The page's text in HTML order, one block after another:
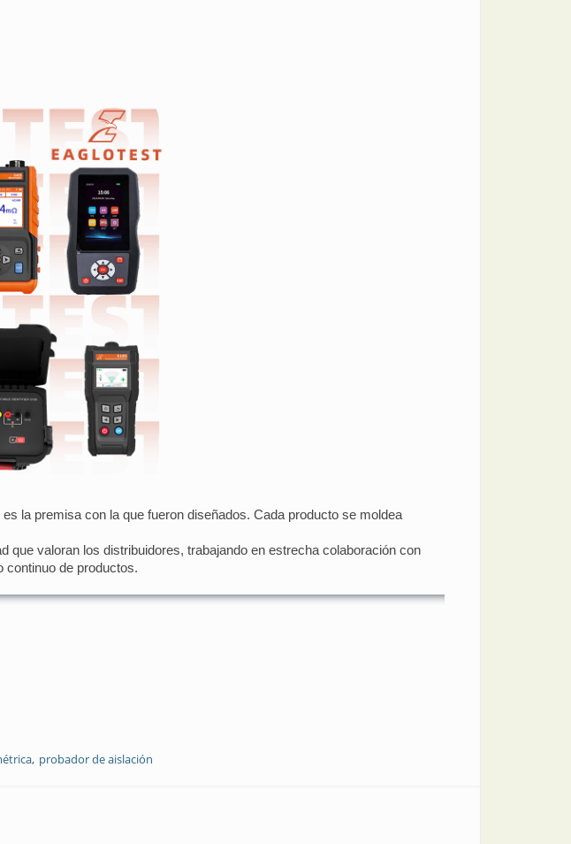
es la premisa con la que fueron diseñados. Cada producto se moldea
valoran los distribuidores, trabajando en estrecha colaboración con
continuo de productos.
probador de aislación